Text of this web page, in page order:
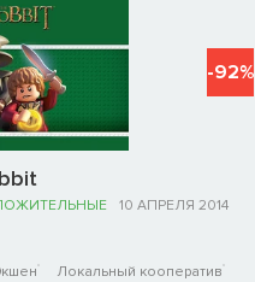
10 АПРЕЛЯ 2014
Локальный кооператив
-92%